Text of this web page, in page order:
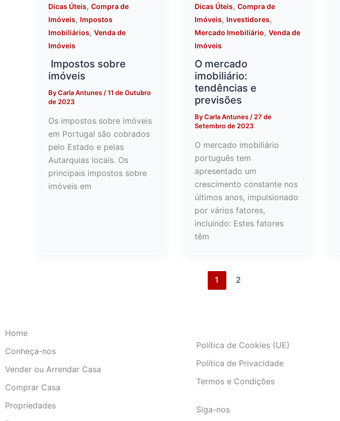
Dicas Úteis, Compra de
Imóveis, Impostos
Imobiliários, Venda de
Imóveis
Impostos sobre
imóveis
ByCarla Antunes/11 de Outubro
de 2023
Os impostos sobre imóveis
em Portugal são cobrados
pelo Estado e pelas
Autarquias locais. Os
principais impostos sobre
imóveis em
Dicas Úteis, Compra de
Imóveis, Investidores,
Mercado Imobiliário, Venda de
Imóveis
O mercado
imobiliário:
tendências e
previsões
ByCarla Antunes/27 de
Setembro de 2023
O mercado imobiliário
português tem
apresentado um
crescimento constante nos
últimos anos, impulsionado
por vários fatores,
incluindo: Estes fatores
têm
1 2
Home
Conheça-nos
Vender ou Arrendar Casa
Comprar Casa
Propriedades
Política de Cookies (UE)
Política de Privacidade
Termos e Condições
Siga-nos